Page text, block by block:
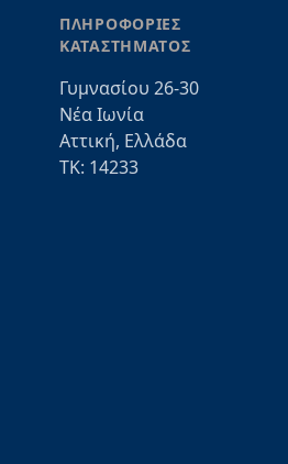
ΠΛΗΡΟΦΟΡΙΕΣ
ΚΑΤΑΣΤΗΜΑΤΟΣ
Γυμνασίου 26-30
Νέα Ιωνία
Αττική, Ελλάδα
ΤΚ: 14233